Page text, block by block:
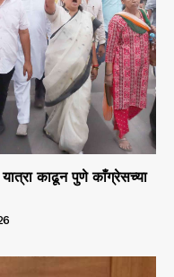
यात्रा काढून पुणे काँग्रेसच्या